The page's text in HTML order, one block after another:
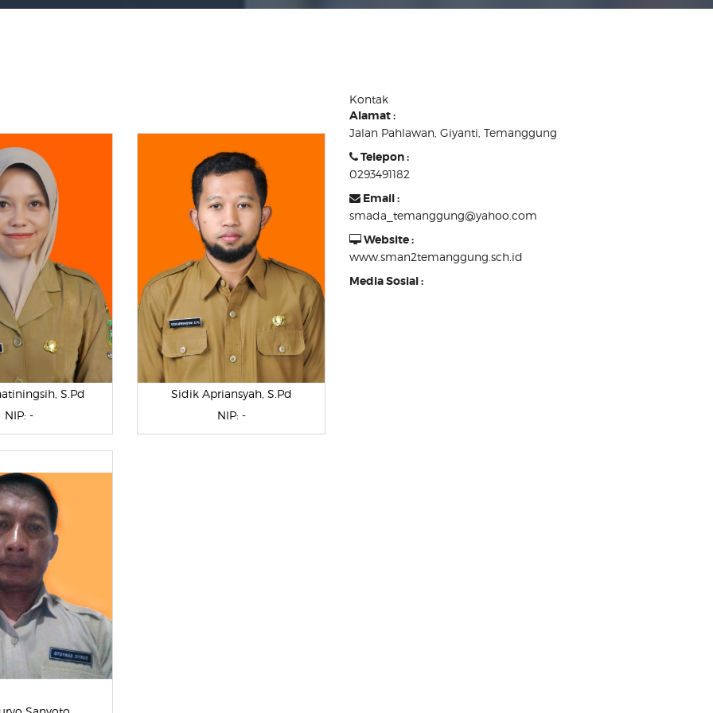
S.Pd
NIP: -
Sidik Apriansyah, S.Pd
NIP: -
Kontak
Alamat :
Jalan Pahlawan, Giyanti, Temanggung
Telepon :
0293491182
Email :
smada_temanggung@yahoo.com
Website :
www.sman2temanggung.sch.id
Media Sosial :